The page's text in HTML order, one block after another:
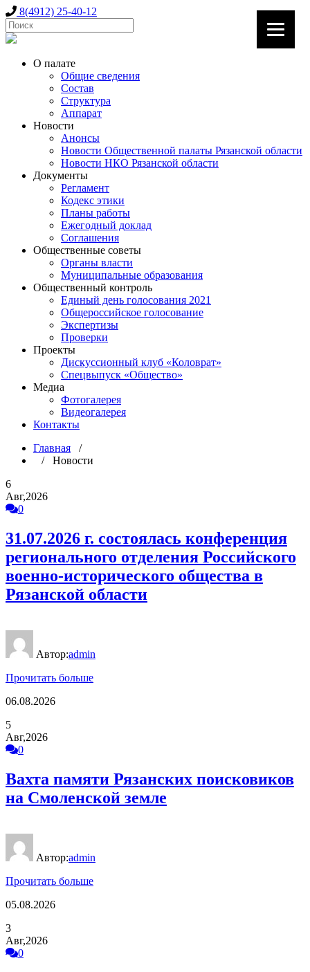
8(4912) 25-40-12
О палате
Общие сведения
Состав
Структура
Аппарат
Новости
Анонсы
Новости Общественной палаты Рязанской области
Новости НКО Рязанской области
Документы
Регламент
Кодекс этики
Планы работы
Ежегодный доклад
Соглашения
Общественные советы
Органы власти
Муниципальные образования
Общественный контроль
Единый день голосования 2021
Общероссийское голосование
Экспертизы
Проверки
Проекты
Дискуссионный клуб «Коловрат»
Спецвыпуск «Общество»
Медиа
Фотогалерея
Видеогалерея
Контакты
Главная /
/ Новости
6
Авг,2026
0
31.07.2026 г. состоялась конференция
регионального отделения Российского
военно-исторического общества в
Рязанской области
Автор:admin
Прочитать больше
06.08.2026
5
Авг,2026
0
Вахта памяти Рязанских поисковиков
на Смоленской земле
Автор:admin
Прочитать больше
05.08.2026
3
Авг,2026
0